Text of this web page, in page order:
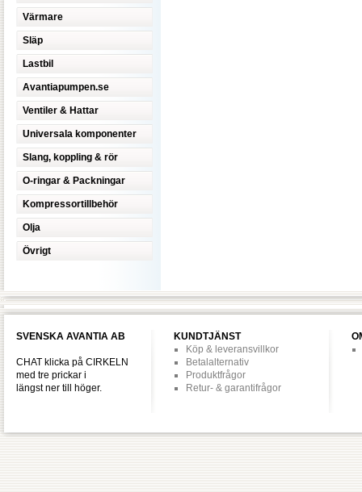
Värmare
Släp
Lastbil
Avantiapumpen.se
Ventiler & Hattar
Universala komponenter
Slang, koppling & rör
O-ringar & Packningar
Kompressortillbehör
Olja
Övrigt
SVENSKA AVANTIA AB
CHAT klicka på CIRKELN
med tre prickar i
längst ner till höger.
KUNDTJÄNST
Köp & leveransvillkor
Betalalternativ
Produktfrågor
Retur- & garantifrågor